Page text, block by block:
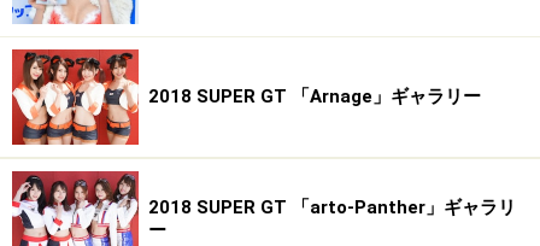
横田りか／2018ドリフトエンジェルス
・愛称／りーのん
・誕生日／11月18日
・サイズ／B80 W62 H90
・趣味、特技／ゲーム、アニメ、臭いで財布のブランド
が分かる
・意気込み／今年は副キャプテンになりました！ひらド
2018 SUPER GT 「Arnage」ギャラリー
2018 SUPER GT 「arto-Panther」ギャラリ
ー